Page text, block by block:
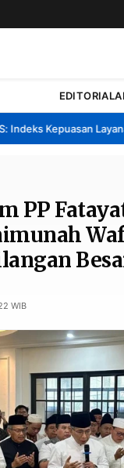
EDITORIAL
Kepuasan Layanan
PP
WIB